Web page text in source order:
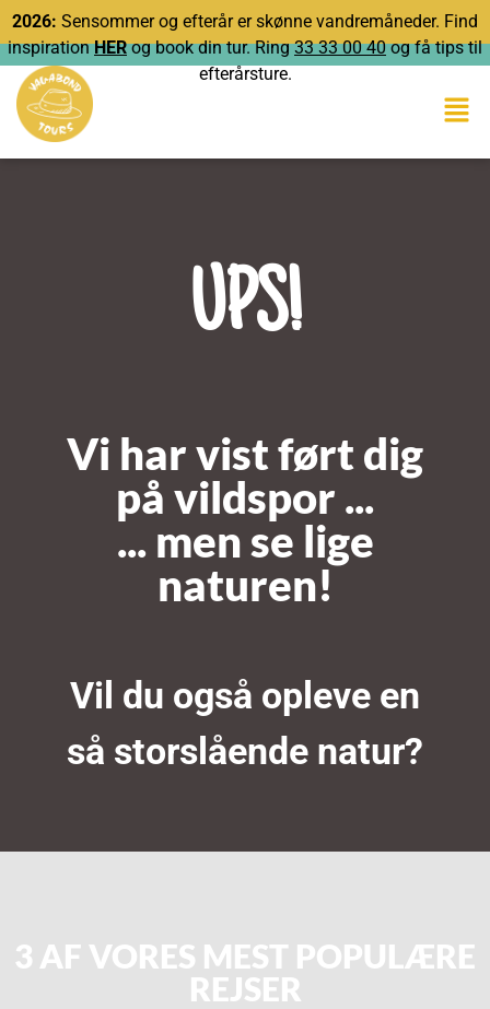
2026: Sensommer og efterår er skønne vandremåneder. Find
inspiration HERog book din tur. Ring33 33 00 40 og få tips til
efterårsture.
UPS!
Vi har vist ført dig
på vildspor ...
... men se lige
naturen!
Vil du også opleve en
så storslående natur?
3 AF VORES MEST POPULÆRE
REJSER